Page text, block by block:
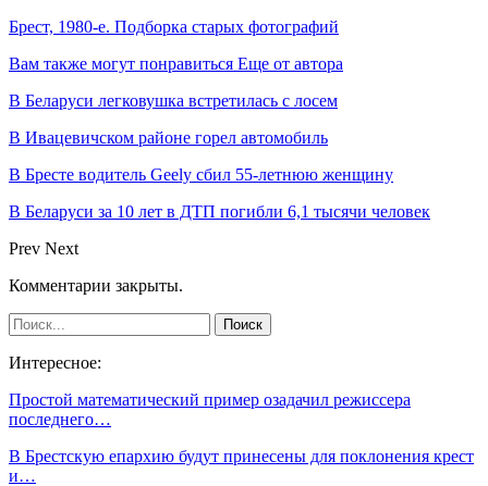
Брест, 1980-е. Подборка старых фотографий
Вам также могут понравиться Еще от автора
В Беларуси легковушка встретилась с лосем
В Ивацевичском районе горел автомобиль
В Бресте водитель Geely сбил 55-летнюю женщину
В Беларуси за 10 лет в ДТП погибли 6,1 тысячи человек
Prev Next
Комментарии закрыты.
Интересное:
Простой математический пример озадачил режиссера
последнего…
В Брестскую епархию будут принесены для поклонения крест
и…